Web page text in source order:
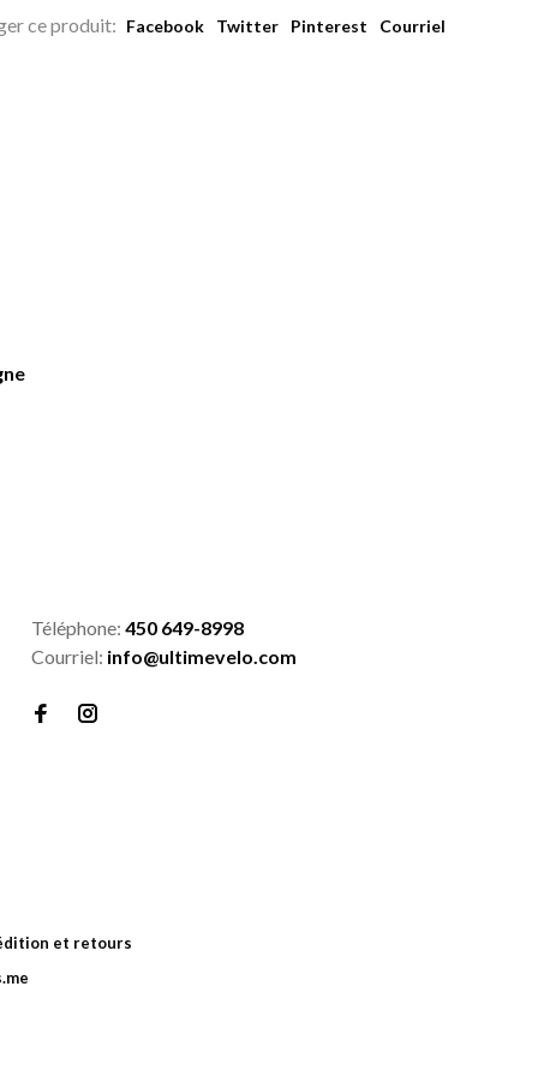
ce produit: Facebook Twitter Pinterest Courriel
Téléphone: 450 649-8998
Courriel: info@ultimevelo.com
et retours